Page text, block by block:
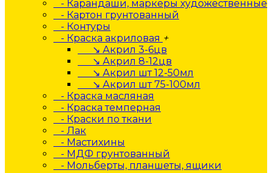
- Карандаши, маркеры художественные
- Картон грунтованный
- Контуры
- Краска акриловая +
↘ Акрил 3-6цв
↘ Акрил 8-12цв
↘ Акрил шт 12-50мл
↘ Акрил шт 75-100мл
- Краска масляная
- Краска темперная
- Краски по ткани
- Лак
- Мастихины
- МДФ грунтованный
- Мольберты, планшеты, ящики